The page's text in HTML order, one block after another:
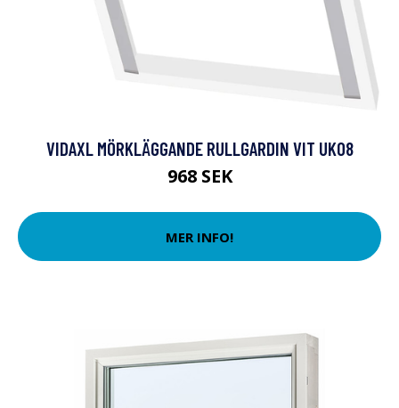
VIDAXL MÖRKLÄGGANDE RULLGARDIN VIT UK08
968 SEK
MER INFO!